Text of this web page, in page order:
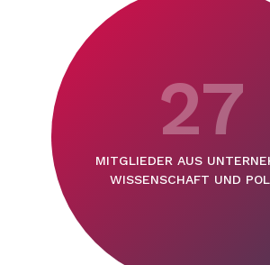
27
MITGLIEDER AUS
WISSENSCHAFT UND